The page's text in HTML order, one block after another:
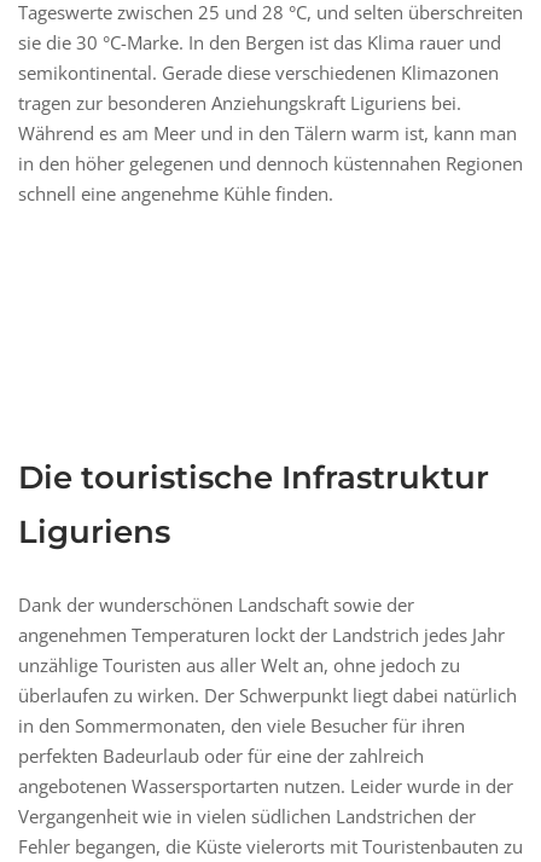
Tageswerte zwischen 25 und 28 °C, und selten überschreiten
sie die 30 °C-Marke. In den Bergen ist das Klima rauer und
semikontinental. Gerade diese verschiedenen Klimazonen
tragen zur besonderen Anziehungskraft Liguriens bei.
Während es am Meer und in den Tälern warm ist, kann man
in den höher gelegenen und dennoch küstennahen Regionen
schnell eine angenehme Kühle finden.
Die touristische Infrastruktur
Liguriens
Dank der wunderschönen Landschaft sowie der
angenehmen Temperaturen lockt der Landstrich jedes Jahr
unzählige Touristen aus aller Welt an, ohne jedoch zu
überlaufen zu wirken. Der Schwerpunkt liegt dabei natürlich
in den Sommermonaten, den viele Besucher für ihren
perfekten Badeurlaub oder für eine der zahlreich
angebotenen Wassersportarten nutzen. Leider wurde in der
Vergangenheit wie in vielen südlichen Landstrichen der
Fehler begangen, die Küste vielerorts mit Touristenbauten zu